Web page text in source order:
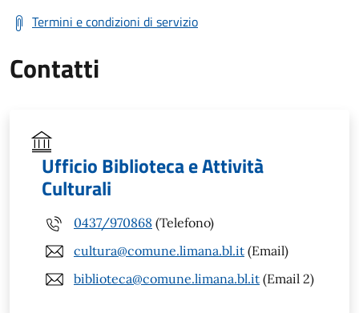
Termini e condizioni di servizio
Contatti
Ufficio Biblioteca e Attività
Culturali
0437/970868 (Telefono)
cultura@comune.limana.bl.it (Email)
biblioteca@comune.limana.bl.it (Email 2)